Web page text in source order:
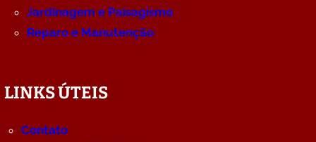
Jardinagem e Paisagismo
Reparo e Manutenção
LINKS ÚTEIS
Contato